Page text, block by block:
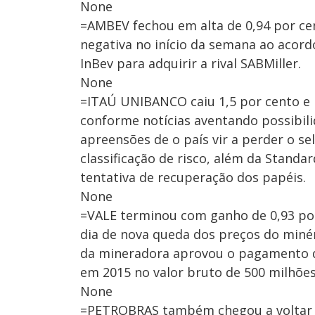
None
=AMBEV fechou em alta de 0,94 por
negativa no início da semana ao
InBev para adquirir a rival SABMiller.
None
=ITAÚ UNIBANCO caiu 1,5 por cento
conforme notícias aventando
apreensões de o país vir a perder o
classificação de risco, além da
tentativa de recuperação dos papéis.
None
=VALE terminou com ganho de 0,93
dia de nova queda dos preços do
da mineradora aprovou o pagamento
em 2015 no valor bruto de 500
None
=PETROBRAS também chegou a